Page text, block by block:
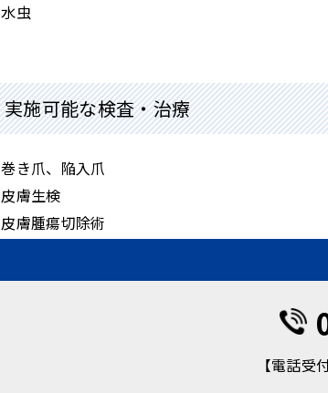
水虫
実施可能な検査・治療
巻き爪、陥入爪
皮膚生検
皮膚腫瘍切除術
【電話